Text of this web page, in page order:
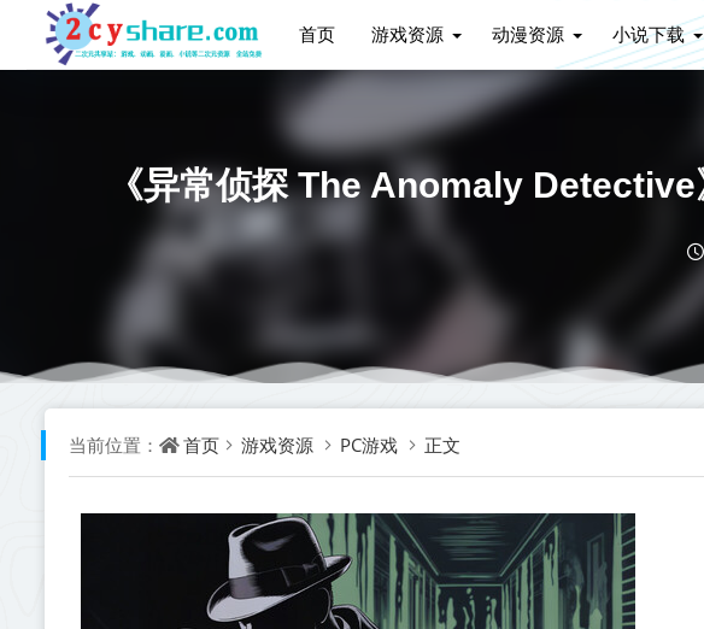
首页 游戏资源 动漫资源 小说下载
《异常侦探 The Anomaly
当前位置： 首页 游戏资源 PC游戏 正文